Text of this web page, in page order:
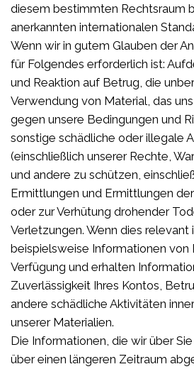
diesem bestimmten Rechtsraum
anerkannten internationalen
Wenn wir in gutem Glauben der
für Folgendes erforderlich ist:
und Reaktion auf Betrug, die
Verwendung von Material, das
gegen unsere Bedingungen und
sonstige schädliche oder illegale
(einschließlich unserer Rechte,
und andere zu schützen,
Ermittlungen und Ermittlungen
oder zur Verhütung drohender
Verletzungen. Wenn dies relevant
beispielsweise Informationen von
Verfügung und erhalten
Zuverlässigkeit Ihres Kontos,
andere schädliche Aktivitäten
unserer Materialien.
Die Informationen, die wir über
über einen längeren Zeitraum